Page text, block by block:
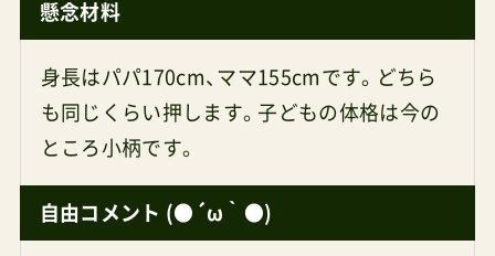
懸念材料
身長はパパ170cm、ママ155cmです。どちら
も同じくらい押します。子どもの体格は今の
ところ小柄です。
自由コメント (●´ω｀●)